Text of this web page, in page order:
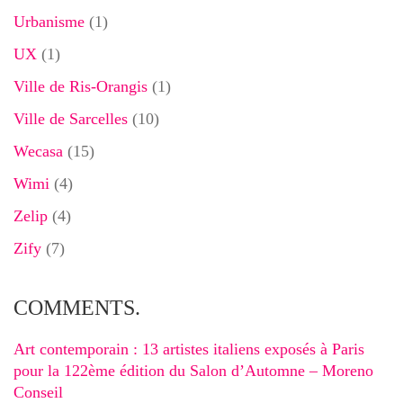
Urbanisme (1)
UX (1)
Ville de Ris-Orangis (1)
Ville de Sarcelles (10)
Wecasa (15)
Wimi (4)
Zelip (4)
Zify (7)
COMMENTS.
Art contemporain : 13 artistes italiens exposés à Paris
pour la 122ème édition du Salon d’Automne – Moreno
Conseil